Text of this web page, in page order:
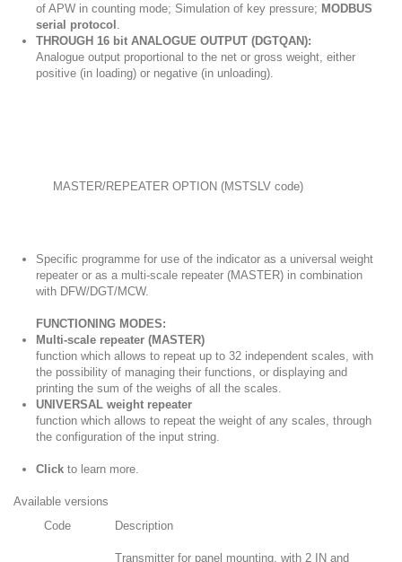
of APW in counting mode; Simulation of key pressure; MODBUS
serial protocol
THROUGH 16 bit ANALOGUE OUTPUT (DGTQAN):
Analogue output proportional to the net or gross weight, either
positive (in loading) or negative (in unloading).
MASTER/REPEATER OPTION (MSTSLV code)
Specific programme for use of the indicator as a universal weight
repeater or as a multi-scale repeater (MASTER) in combination
with DFW/DGT/MCW.
FUNCTIONING MODES:
Multi-scale repeater (MASTER)
function which allows to repeat up to 32 independent scales, with
the possibility of managing their functions, or displaying and
printing the sum of the weighs of all the scales.
UNIVERSAL weight repeater
function which allows to repeat the weight of any scales, through
the configuration of the input string.
Click to learn more
Available versions
Code
Description
Transmitter for panel mounting, with 2 IN and